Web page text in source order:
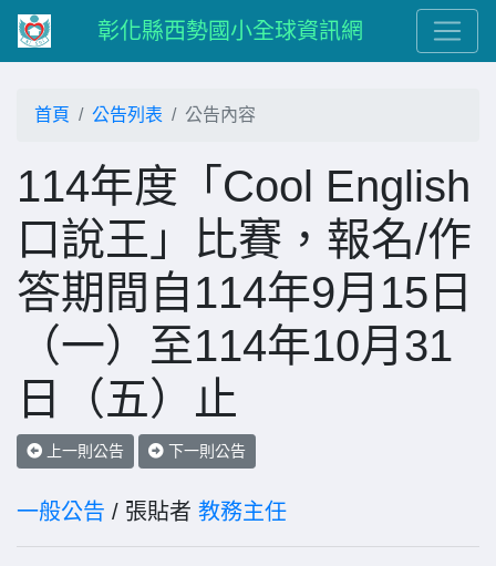
彰化縣西勢國小全球資訊網
首頁 公告列表 公告內容
114年度「Cool English
口說王」比賽，報名/作
答期間自114年9月15日
（一）至114年10月31
日（五）止
上一則公告 下一則公告
一般公告 / 張貼者 教務主任